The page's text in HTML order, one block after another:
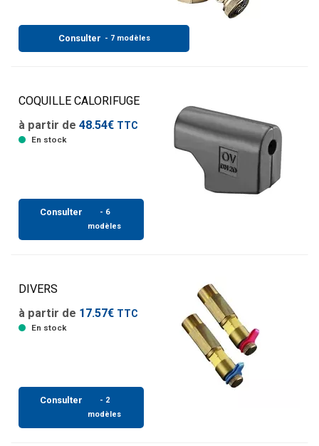
Consulter - 7 modèles
COQUILLE CALORIFUGE
à partir de 48.54€ TTC
En stock
Consulter
- 6
modèles
DIVERS
à partir de 17.57€ TTC
En stock
Consulter
- 2
modèles